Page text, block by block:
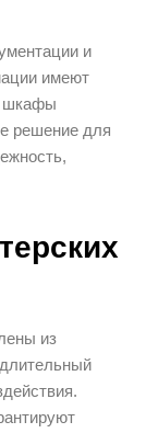
и
имеют
шкафы
решение для
из